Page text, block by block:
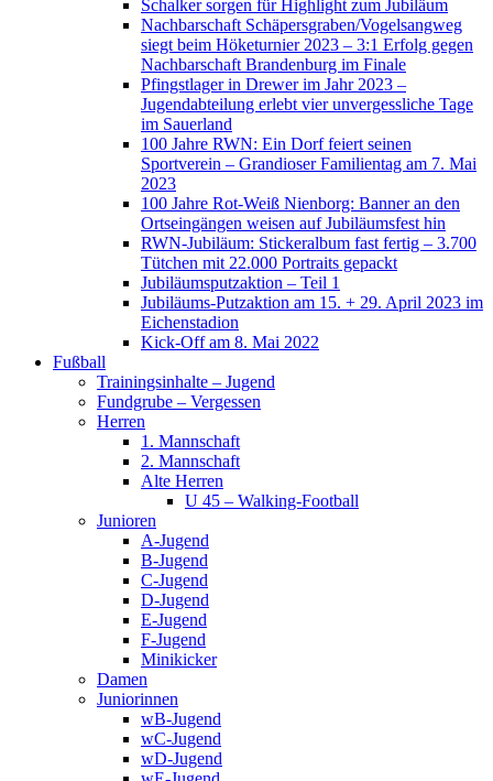
Schalker sorgen für Highlight zum Jubiläum
Nachbarschaft Schäpersgraben/Vogelsangweg
siegt beim Höketurnier 2023 – 3:1 Erfolg gegen
Nachbarschaft Brandenburg im Finale
Pfingstlager in Drewer im Jahr 2023 –
Jugendabteilung erlebt vier unvergessliche Tage
im Sauerland
100 Jahre RWN: Ein Dorf feiert seinen
Sportverein – Grandioser Familientag am 7. Mai
2023
100 Jahre Rot-Weiß Nienborg: Banner an den
Ortseingängen weisen auf Jubiläumsfest hin
RWN-Jubiläum: Stickeralbum fast fertig – 3.700
Tütchen mit 22.000 Portraits gepackt
Jubiläumsputzaktion – Teil 1
Jubiläums-Putzaktion am 15. + 29. April 2023 im
Eichenstadion
Kick-Off am 8. Mai 2022
Fußball
Trainingsinhalte – Jugend
Fundgrube – Vergessen
Herren
1. Mannschaft
2. Mannschaft
Alte Herren
U 45 – Walking-Football
Junioren
A-Jugend
B-Jugend
C-Jugend
D-Jugend
E-Jugend
F-Jugend
Minikicker
Damen
Juniorinnen
wB-Jugend
wC-Jugend
wD-Jugend